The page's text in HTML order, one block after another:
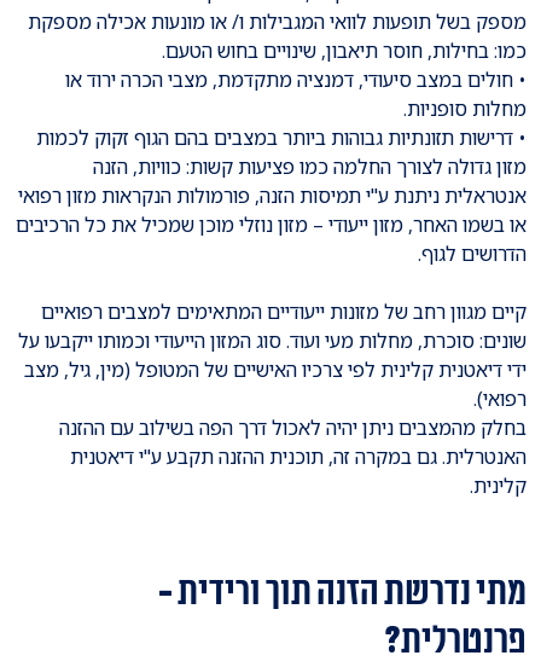
מספק בשל תופעות לוואי המגבילות ו/ או מונעות אכילה מספקת
כמו: בחילות, חוסר תיאבון, שינויים בחוש הטעם.
• חולים במצב סיעודי, דמנציה מתקדמת, מצבי הכרה ירוד או
מחלות סופניות.
• דרישות תזונתיות גבוהות ביותר במצבים בהם הגוף זקוק לכמות
מזון גדולה לצורך החלמה כמו פציעות קשות: כוויות, הזנה
אנטראלית ניתנת ע"י תמיסות הזנה, פורמולות הנקראות מזון רפואי
או בשמו האחר, מזון ייעודי – מזון נוזלי מוכן שמכיל את כל הרכיבים
הדרושים לגוף.
קיים מגוון רחב של מזונות ייעודיים המתאימים למצבים רפואיים
שונים: סוכרת, מחלות מעי ועוד. סוג המזון הייעודי וכמותו ייקבעו על
ידי דיאטנית קלינית לפי צרכיו האישיים של המטופל (מין, גיל, מצב
רפואי).
בחלק מהמצבים ניתן יהיה לאכול דרך הפה בשילוב עם ההזנה
האנטרלית. גם במקרה זה, תוכנית ההזנה תקבע ע"י דיאטנית
קלינית.
מתי נדרשת הזנה תוך ורידית -
פרנטרלית?